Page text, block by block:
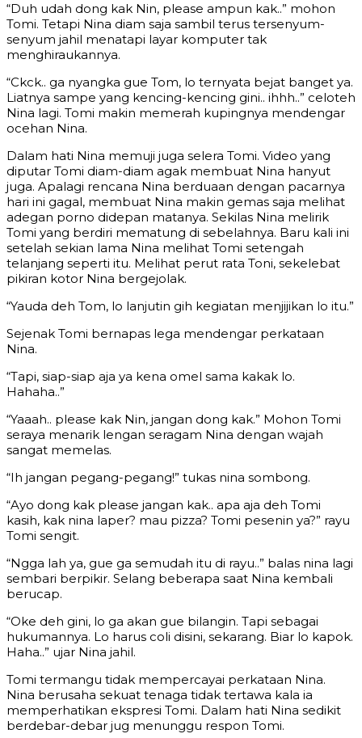
“Duh udah dong kak Nin, please ampun kak..” mohon
Tomi. Tetapi Nina diam saja sambil terus tersenyum-
senyum jahil menatapi layar komputer tak
menghiraukannya.
“Ckck.. ga nyangka gue Tom, lo ternyata bejat banget ya.
Liatnya sampe yang kencing-kencing gini.. ihhh..” celoteh
Nina lagi. Tomi makin memerah kupingnya mendengar
ocehan Nina.
Dalam hati Nina memuji juga selera Tomi. Video yang
diputar Tomi diam-diam agak membuat Nina hanyut
juga. Apalagi rencana Nina berduaan dengan pacarnya
hari ini gagal, membuat Nina makin gemas saja melihat
adegan porno didepan matanya. Sekilas Nina melirik
Tomi yang berdiri mematung di sebelahnya. Baru kali ini
setelah sekian lama Nina melihat Tomi setengah
telanjang seperti itu. Melihat perut rata Toni, sekelebat
pikiran kotor Nina bergejolak.
“Yauda deh Tom, lo lanjutin gih kegiatan menjijikan lo itu.”
Sejenak Tomi bernapas lega mendengar perkataan
Nina.
“Tapi, siap-siap aja ya kena omel sama kakak lo.
Hahaha..”
“Yaaah.. please kak Nin, jangan dong kak.” Mohon Tomi
seraya menarik lengan seragam Nina dengan wajah
sangat memelas.
“Ih jangan pegang-pegang!” tukas nina sombong.
“Ayo dong kak please jangan kak.. apa aja deh Tomi
kasih, kak nina laper? mau pizza? Tomi pesenin ya?” rayu
Tomi sengit.
“Ngga lah ya, gue ga semudah itu di rayu..” balas nina lagi
sembari berpikir. Selang beberapa saat Nina kembali
berucap.
“Oke deh gini, lo ga akan gue bilangin. Tapi sebagai
hukumannya. Lo harus coli disini, sekarang. Biar lo kapok.
Haha..” ujar Nina jahil.
Tomi termangu tidak mempercayai perkataan Nina.
Nina berusaha sekuat tenaga tidak tertawa kala ia
memperhatikan ekspresi Tomi. Dalam hati Nina sedikit
berdebar-debar jug menunggu respon Tomi.